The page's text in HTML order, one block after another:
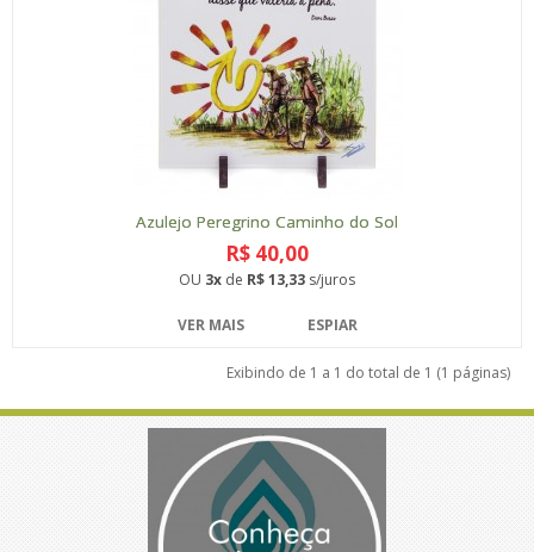
Azulejo Peregrino Caminho do Sol
R$ 40,00
OU 3x de R$ 13,33 s/juros
VER MAIS ESPIAR
Exibindo de 1 a 1 do total de 1 (1 páginas)